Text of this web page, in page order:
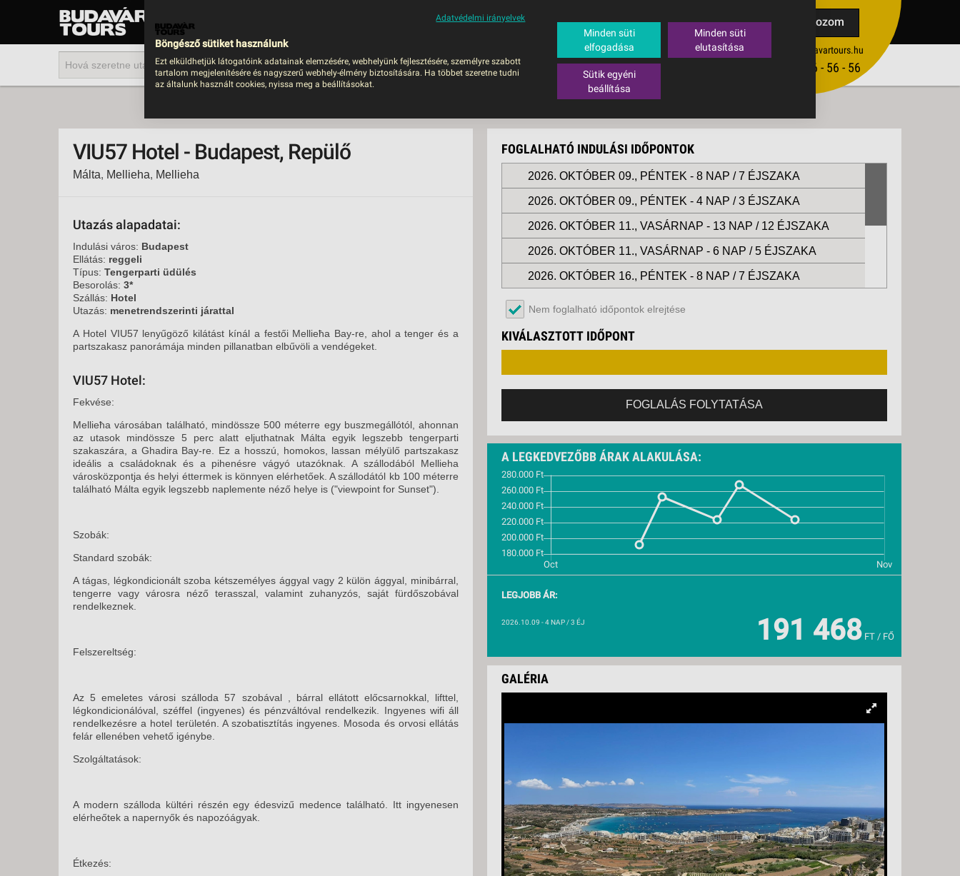
Feliratkozom
ertekesites@budavartours.hu
(+36­ 1) 3 - 56 - 56 - 56
UTAZÁS
2026
BUSZOS UTAZÁSOK
KÖRUTAZÁS
TENGERPARTI
SZÁLLÁSOK
BUDAVÁR TOURS
UTAZÁSOK
BUSZOS UTAZÁSOK RÖVID NYARALÁSOK SÚGÓ
TIPPEK
HAJÓUTAK
UTAZÁS
VIU57 Hotel - Budapest, Repülő
Málta, Mellieha, Mellieha
GALÉRIA
A LEGKEDVEZŐBB ÁRAK ALAKULÁSA:
LEGJOBB ÁR:
2026.10.09 - 4 NAP / 3 ÉJ 191 468 FT / FŐ
FOGLALHATÓ INDULÁSI IDŐPONTOK
2026. OKTÓBER 09., PÉNTEK - 8 NAP / 7 ÉJSZAKA
2026. OKTÓBER 09., PÉNTEK - 4 NAP / 3 ÉJSZAKA
2026. OKTÓBER 11., VASÁRNAP - 13 NAP / 12 ÉJSZAKA
2026. OKTÓBER 11., VASÁRNAP - 6 NAP / 5 ÉJSZAKA
2026. OKTÓBER 16., PÉNTEK - 8 NAP / 7 ÉJSZAKA
2026. OKTÓBER 18., VASÁRNAP -
2026. OKTÓBER 18., VASÁRNAP -13 NAP / 12 ÉJSZAKA
2026. OKTÓBER 23., PÉNTEK -8 NAP / 7 ÉJSZAKA
2026. OKTÓBER 23., PÉNTEK -4 NAP / 3 ÉJSZAKA
Nem foglalható időpontok elrejtése
KIVÁLASZTOTT IDŐPONT
FOGLALÁS FOLYTATÁSA
Utazás alapadatai:
Indulási város: Budapest
Ellátás: reggeli
Típus: Tengerparti üdülés
Besorolás: 3*
Szállás: Hotel
Utazás: menetrendszerinti járattal
A Hotel VIU57 lenyűgöző kilátást kínál a festői Mellieħa Bay-re, ahol a tenger és a
partszakasz panorámája minden pillanatban elbűvöli a vendégeket.
VIU57 Hotel:
Fekvése:
Mellieħa városában található, mindössze 500 méterre egy buszmegállótól, ahonnan
az utasok mindössze 5 perc alatt eljuthatnak Málta egyik legszebb tengerparti
szakaszára, a Ghadira Bay-re. Ez a hosszú, homokos, lassan mélyülő partszakasz
ideális a családoknak és a pihenésre vágyó utazóknak. A szállodából Mellieha
városközpontja és helyi éttermek is könnyen elérhetőek. A szállodától kb 100 méterre
található Málta egyik legszebb naplemente néző helye is ("viewpoint for Sunset").
Szobák:
Standard szobák:
A tágas, légkondicionált szoba kétszemélyes ággyal vagy 2 külön ággyal, minibárral,
tengerre vagy városra néző terasszal, valamint zuhanyzós, saját fürdőszobával
rendelkeznek.
Felszereltség:
Az 5 emeletes városi szálloda 57 szobával , bárral ellátott előcsarnokkal, lifttel,
légkondicionálóval, széffel (ingyenes) és pénzváltóval rendelkezik. Ingyenes wifi áll
rendelkezésre a hotel területén. A szobatisztítás ingyenes. Mosoda és orvosi ellátás
felár ellenében vehető igénybe.
Szolgáltatások:
A modern szálloda kültéri részén egy édesvizű medence található. Itt ingyenesen
elérheőtek a napernyők és napozóágyak.
Étkezés:
Adatvédelmi irányelvek
Böngésző sütiket használunk
Ezt elküldhetjük látogatóink adatainak elemzésére, webhelyünk fejlesztésére, személyre szabott
tartalom megjelenítésére és nagyszerű webhely-élmény biztosítására. Ha többet szeretne tudni
az általunk használt cookies, nyissa meg a beállításokat.
Minden süti
elfogadása
Minden süti
elutasítása
Sütik egyéni
beállítása